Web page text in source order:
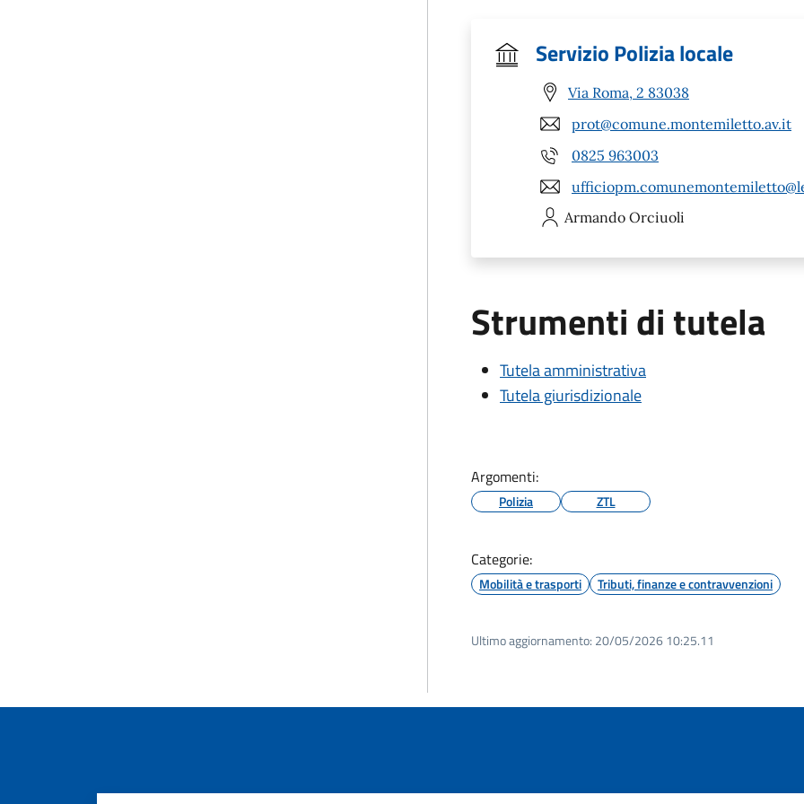
Servizio Polizia locale
Via Roma, 2 83038
prot@comune.montemiletto.av.it
0825 963003
Armando Orciuoli
Strumenti di tutela
Tutela amministrativa
Tutela giurisdizionale
Argomenti:
Polizia ZTL
Categorie:
Mobilità e trasporti Tributi, finanze e contravvenzioni
Ultimo aggiornamento: 20/05/2026 10:25.11